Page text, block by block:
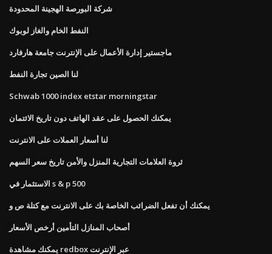
شركة البورصة الهجينة المحدودة
النفط الخام والغاز لوبوك
ماجستير إدارة الأعمال على الإنترنت جامعة هارفارد
لنا الصين تجارة النفط
Schwab 1000 index etstar morningstar
يمكنك الحصول على عقد الهاتف دون تاريخ الائتمان
لنا أسعار العملات على الانترنت
ثروة العلامات التجارية المنزل والأمن تاريخ سعر السهم
الاستثمار في s & p 500
يمكنك أن تفعل الضرائب الخاصة بك على الانترنت مع كتلة ص و
أصحاب المنازل التأمين أرخص الأسعار
يمكنك مشاهدة redbox عبر الإنترنت